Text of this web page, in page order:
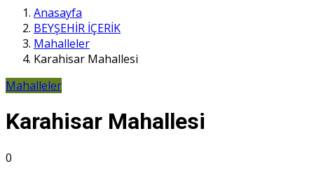
Anasayfa
BEYŞEHİR İÇERİK
Mahalleler
Karahisar Mahallesi
Mahalleler
Karahisar Mahallesi
0